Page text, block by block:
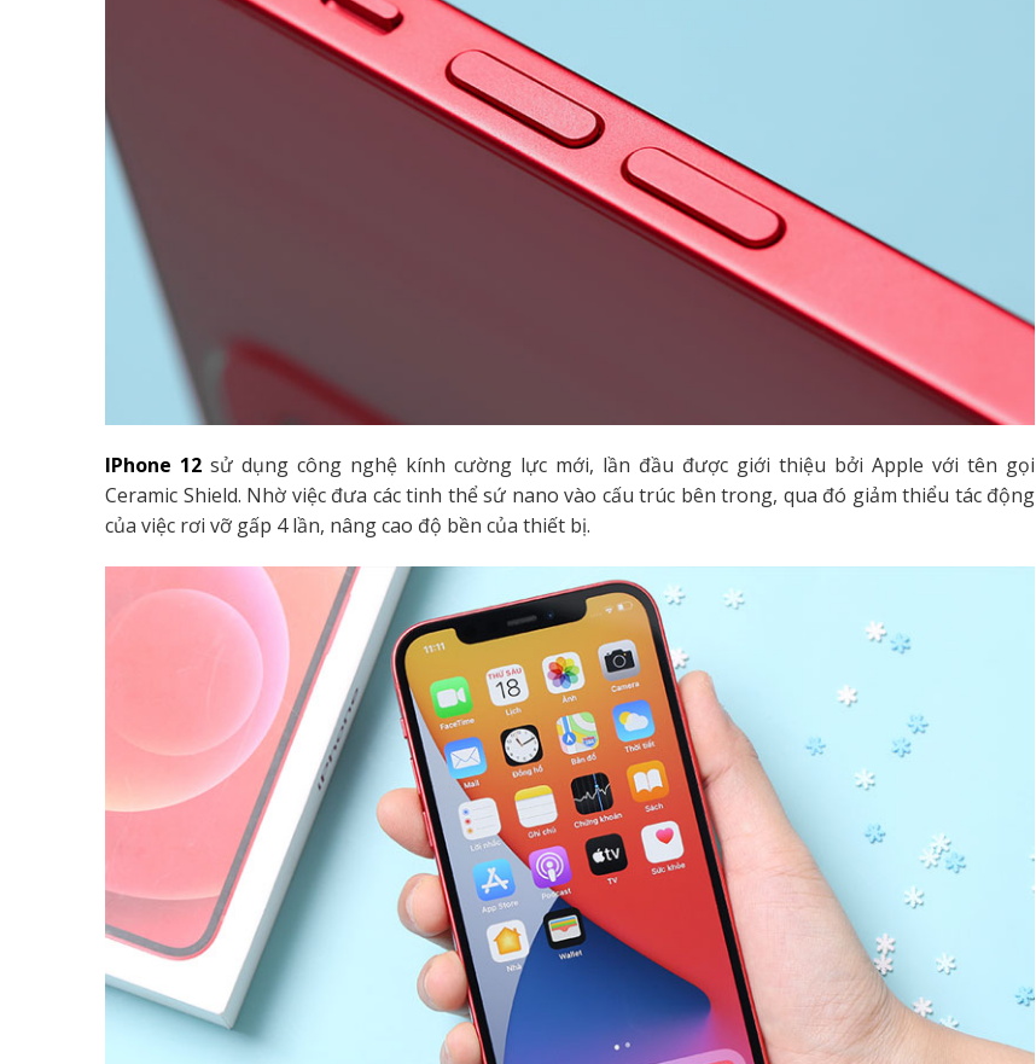
IPhone 12 sử dụng công nghệ kính cường lực mới, lần đầu được giới thiệu bởi Apple với tên gọi
Ceramic Shield. Nhờ việc đưa các tinh thể sứ nano vào cấu trúc bên trong, qua đó giảm thiểu tác động
của việc rơi vỡ gấp 4 lần, nâng cao độ bền của thiết bị.